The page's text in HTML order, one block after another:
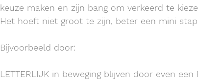
keuze maken en zijn bang om verkeerd te
Het hoeft niet groot te zijn, beter een mini
Bijvoorbeeld door:
LETTERLIJK in beweging blijven door even